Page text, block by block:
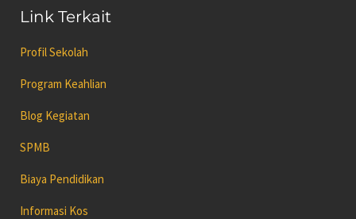
Link Terkait
Profil Sekolah
Program Keahlian
Blog Kegiatan
SPMB
Biaya Pendidikan
Informasi Kos